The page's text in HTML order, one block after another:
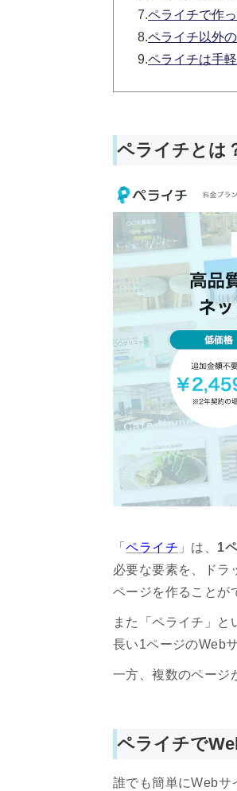
7.ペライチで作
8.ペライチ以外
9.ペライチは手
ペライチとは
「ペライチ 」は、 1
必要な要素を、ドラ
ページを作ることが
また「ペライチ」と
長い1ページのWeb
一方、複数のページ
ペライチで
誰でも簡単にWebサ